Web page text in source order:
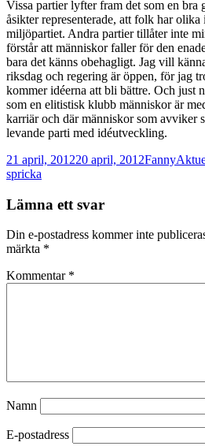
Vissa partier lyfter fram det som en bra
åsikter representerade, att folk har
miljöpartiet. Andra partier tillåter inte
förstår att människor faller för den
bara det känns obehagligt. Jag vill
riksdag och regering är öppen, för jag
kommer idéerna att bli bättre. Och just
som en elitistisk klubb människor är
karriär och där människor som avviker
levande parti med idéutveckling.
Postat
21 april, 201220 april, 2012Författare
Fanny
spricka
Lämna ett svar
Din e-postadress kommer inte
märkta *
Kommentar *
Namn
E-postadress